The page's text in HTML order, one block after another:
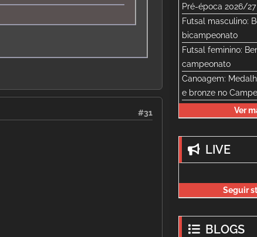
#31
Pré-época 2026/27
Futsal masculino:
bicampeonato
Futsal feminino:
campeonato
Canoagem:
e bronze no
Ver
LIVE
Seguir
BLOGS